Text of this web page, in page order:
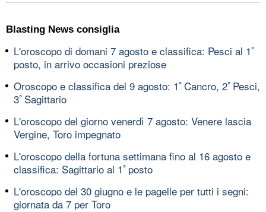
Blasting News consiglia
L'oroscopo di domani 7 agosto e classifica: Pesci al 1ﾟ
posto, in arrivo occasioni preziose
Oroscopo e classifica del 9 agosto: 1ﾟCancro, 2ﾟPesci,
3ﾟSagittario
L'oroscopo del giorno venerdì 7 agosto: Venere lascia
Vergine, Toro impegnato
L'oroscopo della fortuna settimana fino al 16 agosto e
classifica: Sagittario al 1ﾟposto
L'oroscopo del 30 giugno e le pagelle per tutti i segni:
giornata da 7 per Toro